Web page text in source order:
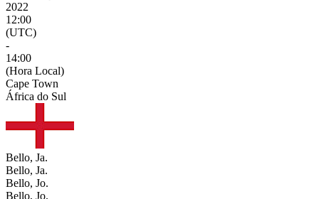
2022
12:00
(UTC)
-
14:00
(Hora Local)
Cape Town
África do Sul
Bello, Ja.
Bello, Ja.
Bello, Jo.
Bello, Jo.